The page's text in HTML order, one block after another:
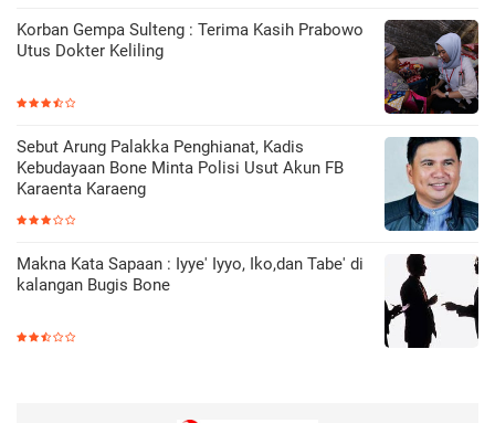
Korban Gempa Sulteng : Terima Kasih Prabowo
Utus Dokter Keliling
Sebut Arung Palakka Penghianat, Kadis
Kebudayaan Bone Minta Polisi Usut Akun FB
Karaenta Karaeng
Makna Kata Sapaan : Iyye' Iyyo, Iko,dan Tabe' di
kalangan Bugis Bone